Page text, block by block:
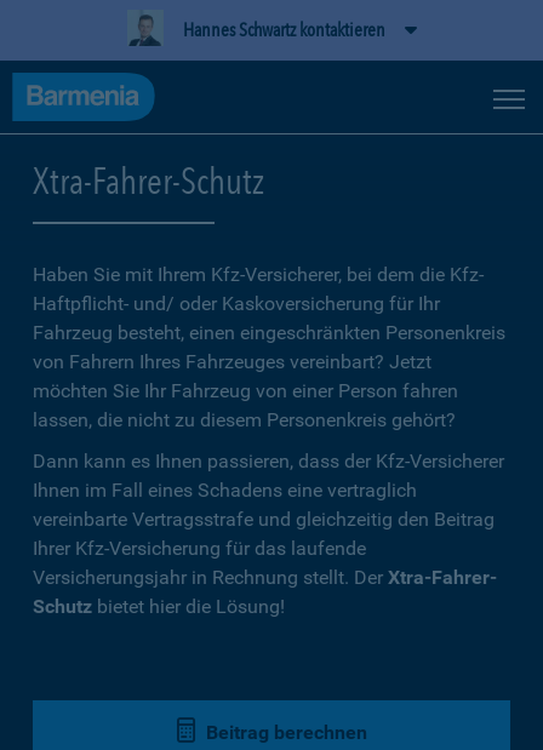
Hannes Schwartz kontaktieren
Xtra-Fahrer-Schutz
Haben Sie mit Ihrem Kfz-Versicherer, bei dem die Kfz-
Haftpflicht- und/ oder Kaskoversicherung für Ihr
Fahrzeug besteht, einen eingeschränkten Personenkreis
von Fahrern Ihres Fahrzeuges vereinbart? Jetzt
möchten Sie Ihr Fahrzeug von einer Person fahren
lassen, die nicht zu diesem Personenkreis gehört?
Dann kann es Ihnen passieren, dass der Kfz-Versicherer
Ihnen im Fall eines Schadens eine vertraglich
vereinbarte Vertragsstrafe und gleichzeitig den Beitrag
Ihrer Kfz-Versicherung für das laufende
Versicherungsjahr in Rechnung stellt. Der Xtra-Fahrer-
Schutz bietet hier die Lösung!
Beitrag berechnen